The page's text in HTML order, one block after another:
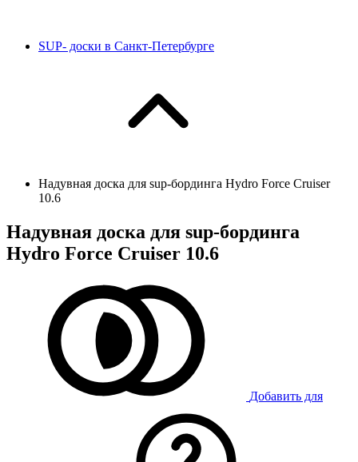
SUP- доски в Санкт-Петербурге
Надувная доска для sup-бординга Hydro Force Cruiser
10.6
Надувная доска для sup-бординга
Hydro Force Cruiser 10.6
Добавить для